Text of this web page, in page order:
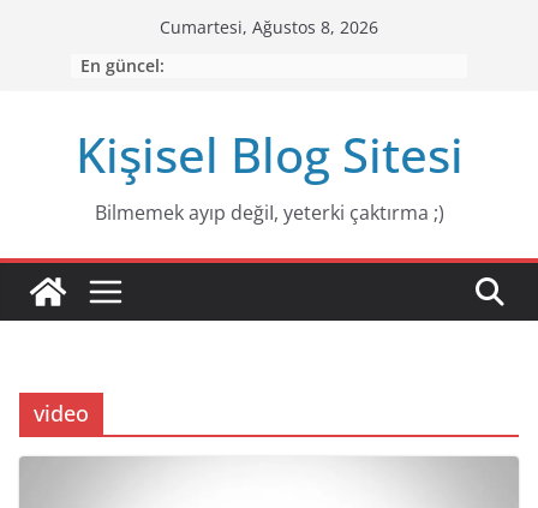
Cumartesi, Ağustos 8, 2026
En güncel:
Kişisel Blog Sitesi
Bilmemek ayıp değiI, yeterki çaktırma ;)
video